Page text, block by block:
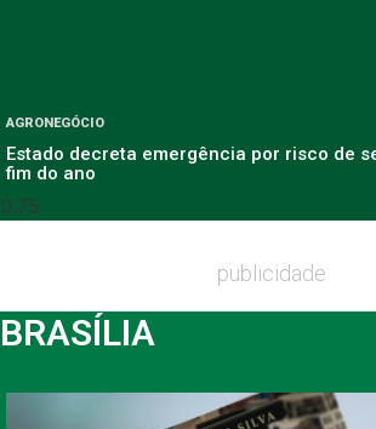
AGRONEGÓCIO
Estado decreta emergência por risco de
fim do ano
publicidade
BRASÍLIA